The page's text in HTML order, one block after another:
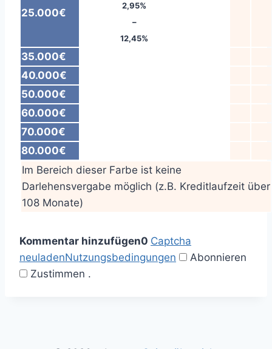
25.000€
2,95%
–
12,45%
35.000€
40.000€
50.000€
60.000€
70.000€
80.000€
Im Bereich dieser Farbe ist keine
Darlehensvergabe möglich (z.B. Kreditlaufzeit über
108 Monate)
Kommentar hinzufügen0 Captcha
neuladenNutzungsbedingungen
Abonnieren
Zustimmen .